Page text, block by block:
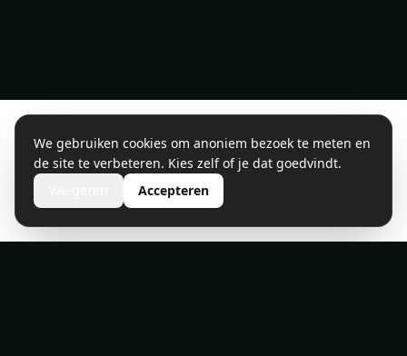
We gebruiken cookies om anoniem bezoek te meten en
de site te verbeteren. Kies zelf of je dat goedvindt.
Accepteren